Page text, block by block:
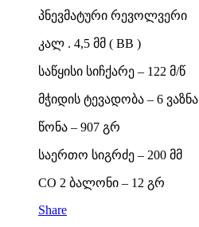
პნევმატური რევოლვერი
კალ . 4,5 მმ ( BB )
საწყისი სიჩქარე – 122 მ/წ
მჭიდის ტევადობა – 6 ვაზნა
წონა – 907 გრ
საერთო სიგრძე – 200 მმ
CO 2 ბალონი – 12 გრ
Share